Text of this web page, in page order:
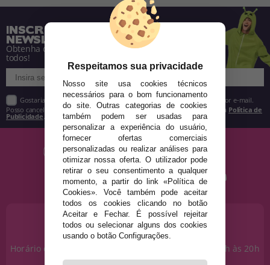
INSCREVA-SE NA NOSSA
NEWSLETTER
Obtenha descontos e saiba de tudo antes de
todos!
Gostaria de receber descontos exclusivos, novidades e tendências por e-mail.
Posso cancelar a inscrição a qualquer momento, conforme estipulado na Política de
Publicidade.
PRECISA DE AJUDA?
915 793 695
Horário de segunda a sexta das 10h às 14h e das 17h às 20h
Sábados das 10h às 14h.
Respeitamos sua privacidade
Nosso site usa cookies técnicos
necessários para o bom funcionamento
do site. Outras categorias de cookies
também podem ser usadas para
personalizar a experiência do usuário,
fornecer ofertas comerciais
personalizadas ou realizar análises para
otimizar nossa oferta. O utilizador pode
retirar o seu consentimento a qualquer
momento, a partir do link «Política de
Cookies». Você também pode aceitar
todos os cookies clicando no botão
Aceitar e Fechar. É possível rejeitar
todos ou selecionar alguns dos cookies
usando o botão Configurações.